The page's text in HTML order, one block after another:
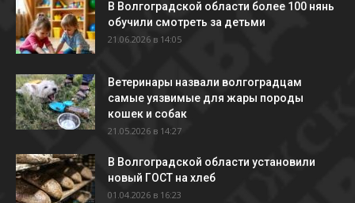
В Волгоградской области более 100 нянь
обучили смотреть за детьми
21.06.2026 в 14:05
Ветеринары назвали волгоградцам
самые уязвимые для жары породы
кошек и собак
21.05.2026 в 14:27
В Волгоградской области установили
новый ГОСТ на хлеб
01.04.2026 в 16:23